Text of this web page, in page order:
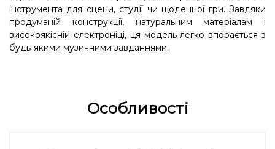
інструмента для сцени, студії чи щоденної гри. Завдяки
продуманій конструкції, натуральним матеріалам і
високоякісній електроніці, ця модель легко впорається з
будь-якими музичними завданнями.
Особливості